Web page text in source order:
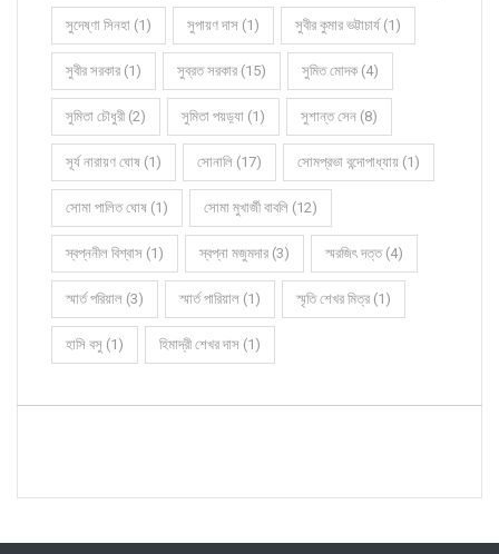
সুদেষ্ণা সিনহা (1) সুপায়ণ দাস (1) সুবীর কুমার ভট্টাচার্য (1)
সুবীর সরকার (1) সুব্রত সরকার (15) সুমিত মোদক (4)
সুমিতা চৌধুরী (2) সুমিতা পয়ড়্যা (1) সুশান্ত সেন (8)
সূর্য নারায়ণ ঘোষ (1) সোনালি (17) সোমপ্রভা বন্দোপাধ্যায় (1)
সোমা পালিত ঘোষ (1) সোমা মুখার্জী বাবলি (12)
স্বপ্ননীল বিশ্বাস (1) স্বপ্না মজুমদার (3) স্মরজিৎ দত্ত (4)
স্মার্ত পরিয়াল (3) স্মার্ত পারিয়াল (1) স্মৃতি শেখর মিত্র (1)
হাসি বসু (1) হিমাদ্রী শেখর দাস (1)